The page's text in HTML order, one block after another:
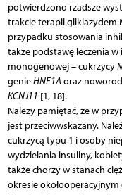
potwierdzono rzadsze
trakcie terapii gliklazydem
przypadku stosowania
także podstawę leczenia
monogenowej – cukrzycy
genieHNF1Aoraz
KCNJ11 [1, 18].
Należy pamiętać, że w
jest przeciwwskazany.
cukrzycą typu 1 i osoby
wydzielania insuliny,
także chorzy w stanach
okresie